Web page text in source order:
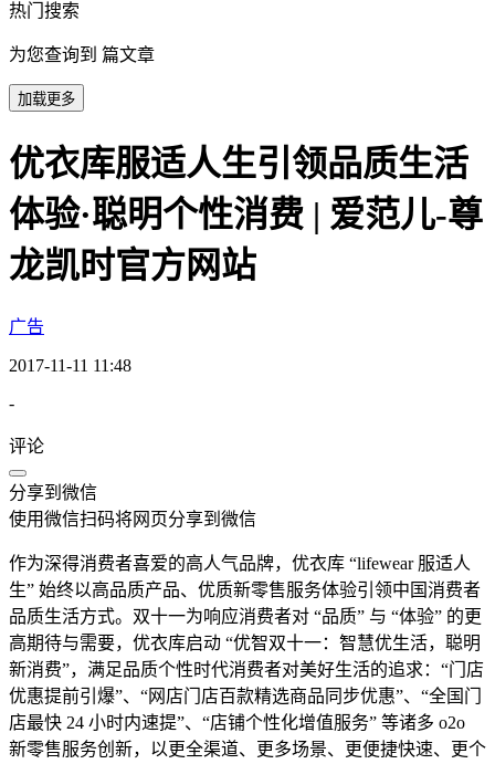
热门搜索
为您查询到 篇文章
加载更多
优衣库服适人生引领品质生活
体验·聪明个性消费 | 爱范儿-尊
龙凯时官方网站
广告
2017-11-11 11:48
-
评论
分享到微信
使用微信扫码将网页分享到微信
作为深得消费者喜爱的高人气品牌，优衣库 “lifewear 服适人
生” 始终以高品质产品、优质新零售服务体验引领中国消费者
品质生活方式。双十一为响应消费者对 “品质” 与 “体验” 的更
高期待与需要，优衣库启动 “优智双十一：智慧优生活，聪明
新消费”，满足品质个性时代消费者对美好生活的追求：“门店
优惠提前引爆”、“网店门店百款精选商品同步优惠”、“全国门
店最快 24 小时内速提”、“店铺个性化增值服务” 等诸多 o2o
新零售服务创新，以更全渠道、更多场景、更便捷快速、更个